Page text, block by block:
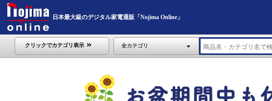
日本最大級のデジタル家電通販「Nojima Online」
クリックでカテゴリ表示 全カテゴリ